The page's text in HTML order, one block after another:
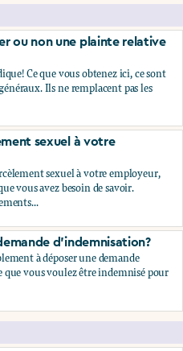
ou non une plainte relative
Ce que vous obtenez ici, ce sont
Ils ne remplacent pas les
ou non une plainte relative
sexuel à votre
sexuel à votre employeur,
vous avez besoin de savoir.
sexuel à votre employeur
d'indemnisation?
à déposer une demande
que vous voulez être indemnisé pour
d'indemnisation?